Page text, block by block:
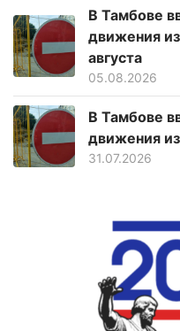
В Тамбове
движения
августа
05.08.2026
В Тамбове
движения
31.07.2026